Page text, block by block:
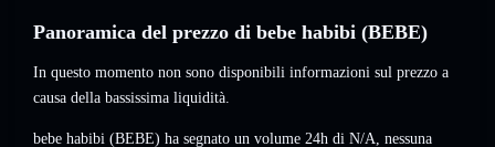
Panoramica del prezzo di bebe habibi (BEBE)
In questo momento non sono disponibili informazioni sul prezzo a
causa della bassissima liquidità.
bebe habibi (BEBE) ha segnato un volume 24h di N/A, nessuna